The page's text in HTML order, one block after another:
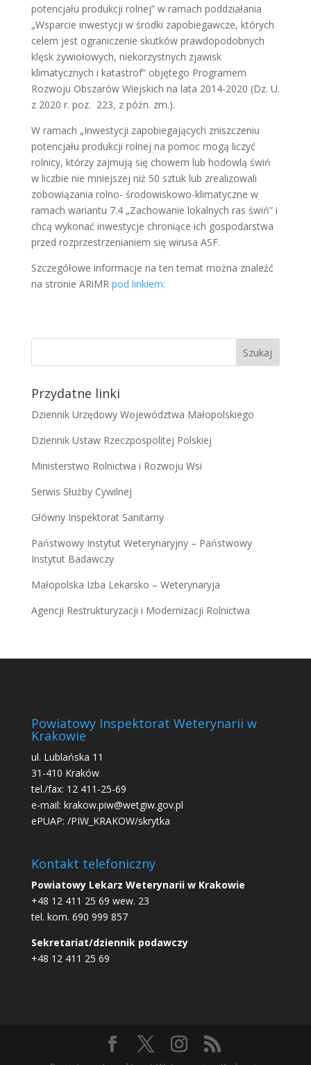
potencjału produkcji rolnej” w ramach poddziałania
„Wsparcie inwestycji w środki zapobiegawcze, których
celem jest ograniczenie skutków prawdopodobnych
klęsk żywiołowych, niekorzystnych zjawisk
klimatycznych i katastrof” objętego Programem
Rozwoju Obszarów Wiejskich na lata 2014-2020 (Dz. U.
z 2020 r. poz. 223, z późn. zm.).
W ramach „Inwestycji zapobiegających zniszczeniu
potencjału produkcji rolnej na pomoc mogą liczyć
rolnicy, którzy zajmują się chowem lub hodowlą świń
w liczbie nie mniejszej niż 50 sztuk lub zrealizowali
zobowiązania rolno- środowiskowo-klimatyczne w
ramach wariantu 7.4 „Zachowanie lokalnych ras świń” i
chcą wykonać inwestycje chroniące ich gospodarstwa
przed rozprzestrzenianiem się wirusa ASF.
Szczegółowe informacje na ten temat można znaleźć
na stronie ARiMR pod linkiem:
Przydatne linki
Dziennik Urzędowy Województwa Małopolskiego
Dziennik Ustaw Rzeczpospolitej Polskiej
Ministerstwo Rolnictwa i Rozwoju Wsi
Serwis Służby Cywilnej
Główny Inspektorat Sanitarny
Państwowy Instytut Weterynaryjny – Państwowy
Instytut Badawczy
Małopolska Izba Lekarsko – Weterynaryja
Agencji Restrukturyzacji i Modernizacji Rolnictwa
Powiatowy Inspektorat Weterynarii w
Krakowie
ul. Lublańska 11
31-410 Kraków
tel./fax: 12 411-25-69
e-mail: krakow.piw@wetgiw.gov.pl
ePUAP: /PIW_KRAKOW/skrytka
Kontakt telefoniczny
Powiatowy Lekarz Weterynarii w Krakowie
+48 12 411 25 69 wew. 23
tel. kom. 690 999 857
Sekretariat/dziennik podawczy
+48 12 411 25 69